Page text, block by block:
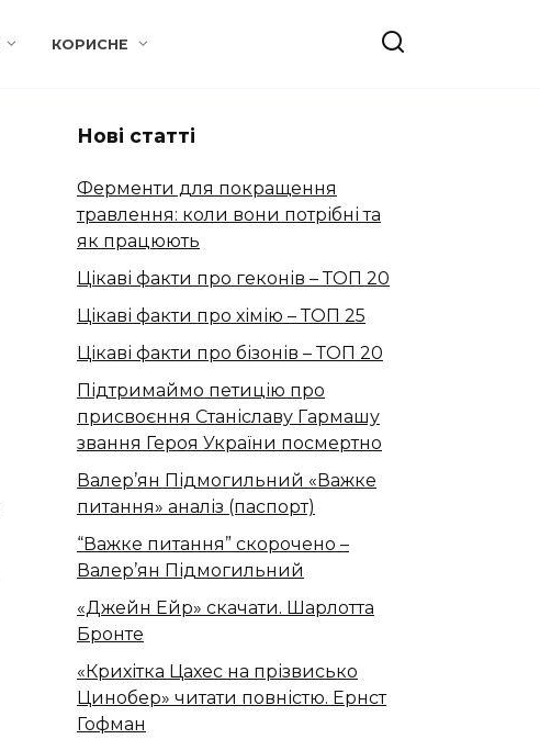
КОРИСНЕ
Нові статті
Ферменти для покращення
травлення: коли вони потрібні та
як працюють
Цікаві факти про геконів – ТОП 20
Цікаві факти про хімію – ТОП 25
Цікаві факти про бізонів – ТОП 20
Підтримаймо петицію про
присвоєння Станіславу Гармашу
звання Героя України посмертно
Валер’ян Підмогильний «Важке
питання» аналіз (паспорт)
“Важке питання” скорочено –
Валер’ян Підмогильний
«Джейн Ейр» скачати. Шарлотта
Бронте
«Крихітка Цахес на прізвисько
Цинобер» читати повністю. Ернст
Гофман